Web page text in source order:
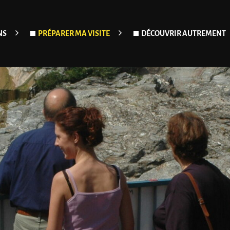
PRÉPARER MA VISITE DÉCOUVRIR AUTREMENT